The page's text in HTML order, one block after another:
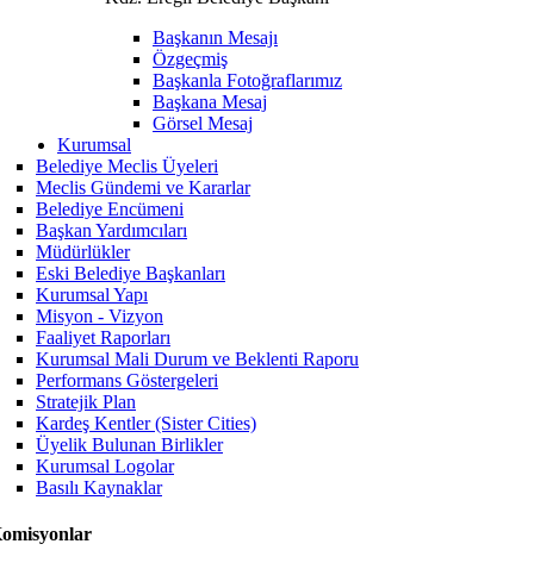
Başkanın Mesajı
Özgeçmiş
Başkanla Fotoğraflarımız
Başkana Mesaj
Görsel Mesaj
Kurumsal
Belediye Meclis Üyeleri
Meclis Gündemi ve Kararlar
Belediye Encümeni
Başkan Yardımcıları
Müdürlükler
Eski Belediye Başkanları
Kurumsal Yapı
Misyon - Vizyon
Faaliyet Raporları
Kurumsal Mali Durum ve Beklenti Raporu
Performans Göstergeleri
Stratejik Plan
Kardeş Kentler (Sister Cities)
Üyelik Bulunan Birlikler
Kurumsal Logolar
Basılı Kaynaklar